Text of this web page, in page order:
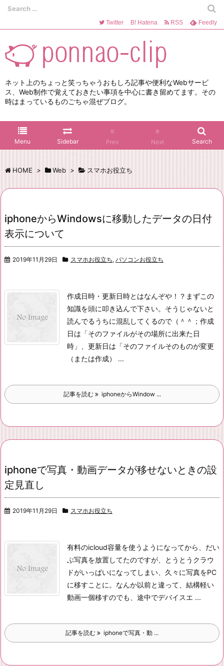
ネット上のちょっと笑っちゃうおもしろ記事や便利なWebサービ
ス、Web制作で覚えておきたい事項を中心に書き留めてます。その
時はまっているものごちゃ混ぜブログ。
Menu Sidebar
«
Prev
»
Next Search
Twitter B! Hatena RSS Feedly
HOME > Web > スマホお役立ち
iphoneからWindowsに移動したデータの日付
表示について
2019年11月29日 スマホお役立ち, パソコンお役立ち
作成日時・更新日時とはなんぞや！？ まずこの
知識を頭に叩き込んで下さい。そうじゃないと
読んでるうちに混乱してくるので（＾＾； 作成
日は「そのファイルがその場所に出来た日
時」、更新日は「そのファイルそのものが変更
（または作成） ...
記事を読む iphoneからWindow ...
iphoneで写真・動画データが移せないときの設
定見直し
2019年11月29日 スマホお役立ち
有料のicloud容量を使うようになってから、だい
ぶ写真を放置してたのですが、
とうとうクラウ
ドがいっぱいになってしまい、久々に写真をPC
に移すことに。 なんか以前と違って、結構軽い
動画一個移すのでも、途中でデバイスエ ...
記事を読む iphoneで写真・動 ...